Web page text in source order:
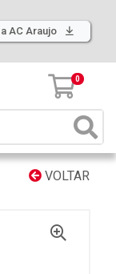
AC Araujo
0
VOLTAR